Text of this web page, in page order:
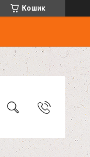
Кошик